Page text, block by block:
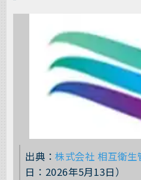
出典：株式会社 相互衛生
日：2026年5月13日）